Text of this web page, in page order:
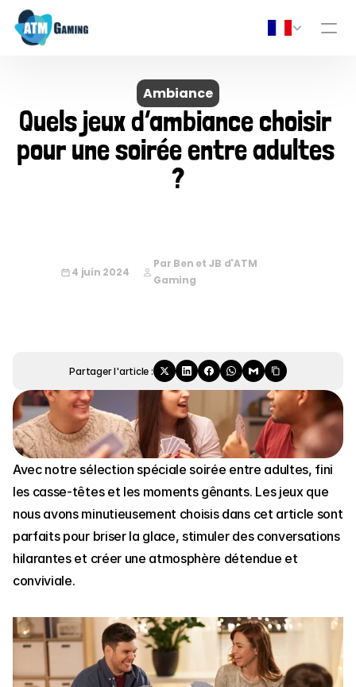
Ambiance
Quels jeux d’ambiance choisir
pour une soirée entre adultes
?
4 juin 2024
Par Ben et JB d'ATM
Gaming
Partager l'article :
Avec notre sélection spéciale soirée entre adultes, fini
les casse-têtes et les moments gênants. Les jeux que
nous avons minutieusement choisis dans cet article sont
parfaits pour briser la glace, stimuler des conversations
hilarantes et créer une atmosphère détendue et
conviviale.